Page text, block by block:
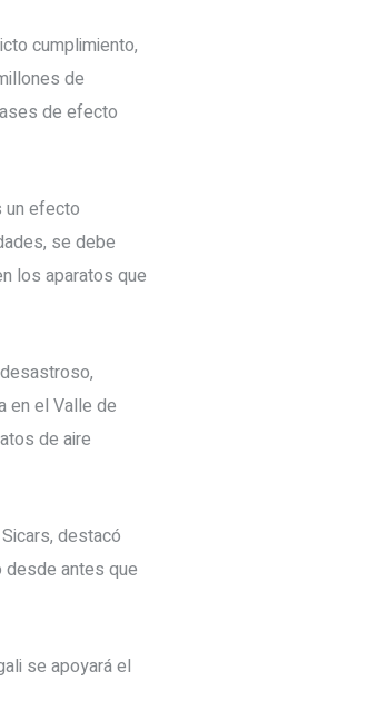
cumplimiento,
de
de efecto
un efecto
se debe
los aparatos que
en el Valle de
de aire
destacó
desde antes que
se apoyará el